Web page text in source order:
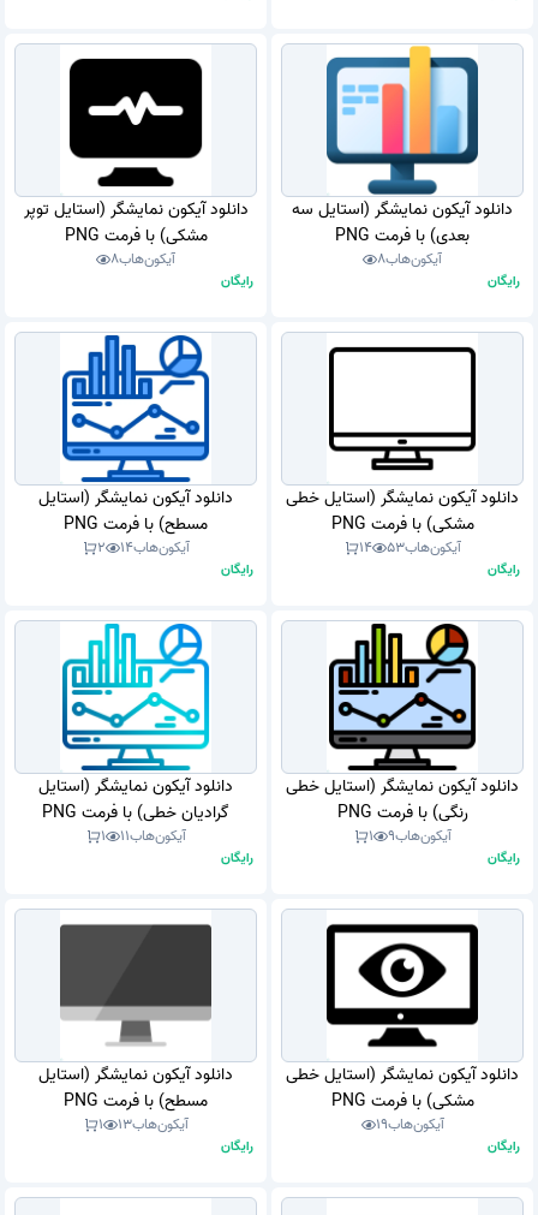
دانلود آیکون نمایشگر (استایل سه
بعدی) با فرمت PNG
آیکون‌هاب8
رایگان
دانلود آیکون نمایشگر (استایل توپر
مشکی) با فرمت PNG
آیکون‌هاب8
رایگان
دانلود آیکون نمایشگر (استایل خطی
مشکی) با فرمت PNG
آیکون‌هاب53
14
رایگان
دانلود آیکون نمایشگر (استایل
مسطح) با فرمت PNG
آیکون‌هاب14
2
رایگان
دانلود آیکون نمایشگر (استایل خطی
رنگی) با فرمت PNG
آیکون‌هاب9
1
رایگان
دانلود آیکون نمایشگر (استایل
گرادیان خطی) با فرمت PNG
آیکون‌هاب11
1
رایگان
دانلود آیکون نمایشگر (استایل خطی
مشکی) با فرمت PNG
آیکون‌هاب19
رایگان
دانلود آیکون نمایشگر (استایل
مسطح) با فرمت PNG
آیکون‌هاب13
1
رایگان